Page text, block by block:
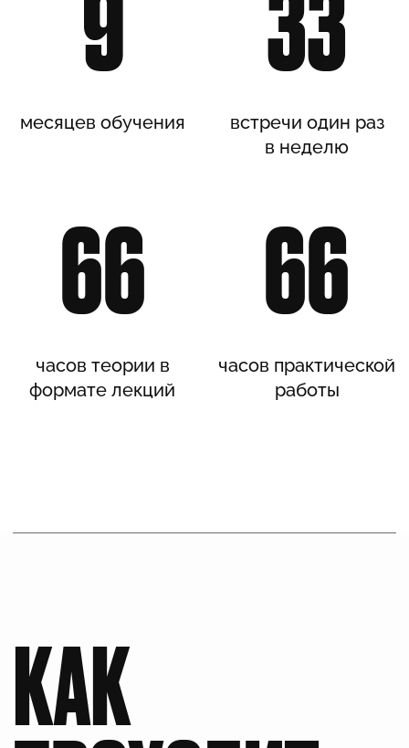
РЕЗУЛЬТАТ
Получите представление о механизмах
работы головного мозга и устройстве
психики. Эти знания помогут заглянуть
Практическая часть программы
направлена на раскрытие потенциала
участников, а также знакомство
с глубинными мотивами поведения.